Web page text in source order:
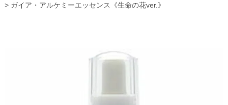
ガイア・アルケミーエッセンス《生命の花ver.》